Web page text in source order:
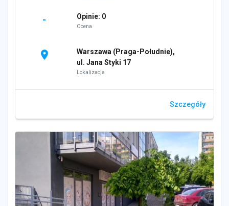
- Opinie: 0
Ocena
location_on
Warszawa (Praga-Południe),
ul. Jana Styki 17
Lokalizacja
Szczegóły